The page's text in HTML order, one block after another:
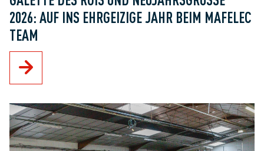
026: AUF INS EHRGEIZIGE JAHR BEIM MAFELEC T
EAM